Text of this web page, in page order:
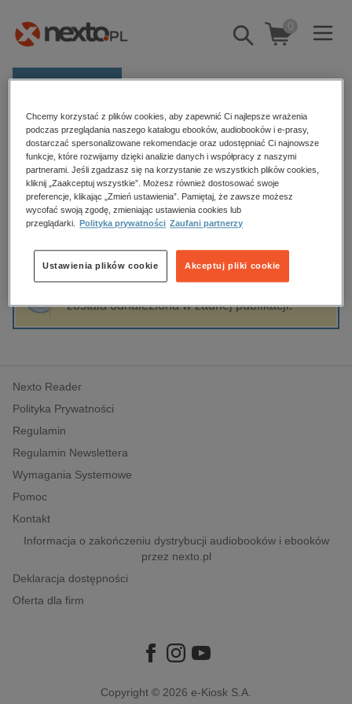
Pokaż/schowaj
wyszukiwarkę
0
E-prasa
Kategorie
Zobacz wszystkie E-prasa
budownictwo, aranżacja wnętrz
biznesowe, branżowe, gospodarka
edukacja
hobby, sport, rozrywka
komputery, internet, technologie, informatyka
polityka, społeczno-informacyjne
psychologiczne
inne
popularno-naukowe
historia
Strona główna Maria Weronika Józefacka
Maria Weronika Józefacka
Sortowanie Filtrowanie
została odnaleziona w żadnej publikacji.
Nexto Reader
Polityka Prywatności
Regulamin
Regulamin Newslettera
Wymagania Systemowe
Pomoc
Kontakt
Informacja o zakończeniu dystrybucji audiobooków i ebooków
przez nexto.pl
Deklaracja dostępności
Oferta dla firm
Copyright © 2026 e-Kiosk S.A.
Chcemy korzystać z plików cookies, aby zapewnić Ci najlepsze wrażenia
podczas przeglądania naszego katalogu ebooków, audiobooków i e-prasy,
dostarczać spersonalizowane rekomendacje oraz udostępniać Ci najnowsze
funkcje, które rozwijamy dzięki analizie danych i współpracy z naszymi
partnerami. Jeśli zgadzasz się na korzystanie ze wszystkich plików cookies,
kliknij „Zaakceptuj wszystkie”. Możesz również dostosować swoje
preferencje, klikając „Zmień ustawienia”. Pamiętaj, że zawsze możesz
wycofać swoją zgodę, zmieniając ustawienia cookies lub
przeglądarki.
Polityka prywatności Zaufani partnerzy
Akceptuj pliki cookie
Ustawienia plików cookie